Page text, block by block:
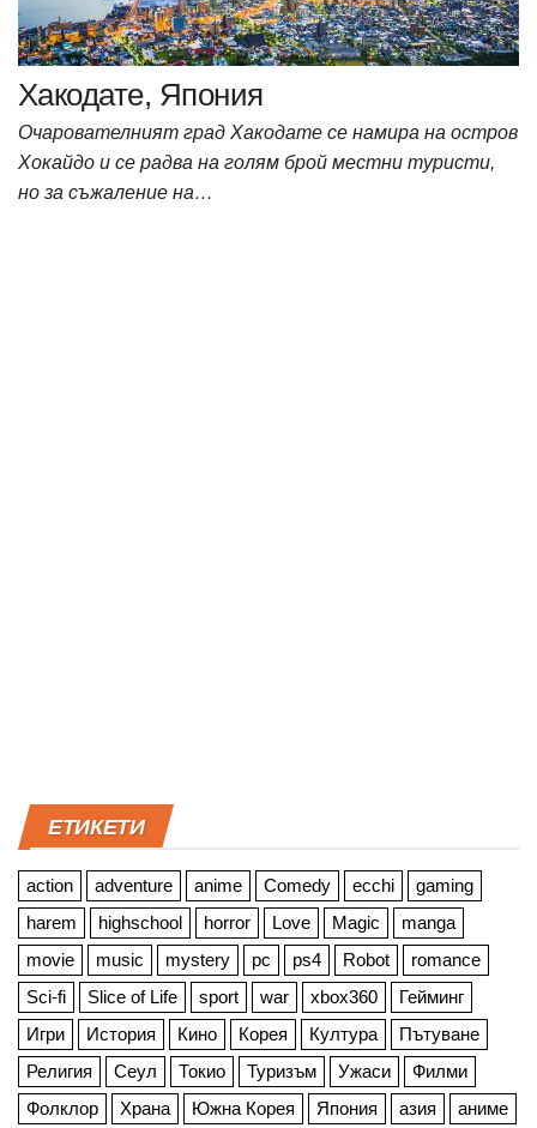
Хакодате, Япония
Очарователният град Хакодате се намира на остров
Хокайдо и се радва на голям брой местни туристи,
но за съжаление на…
ЕТИКЕТИ
action adventure anime Comedy ecchi
gaming
harem
highschool horror Love Magic
manga
movie
music mystery pc ps4 Robot
romance
Sci-fi
Slice of Life sport war xbox360
Гейминг
Игри
История Кино Корея Култура
Пътуване
Религия
Сеул Токио Туризъм Ужаси
Филми
Фолклор
Храна Южна Корея Япония азия аниме